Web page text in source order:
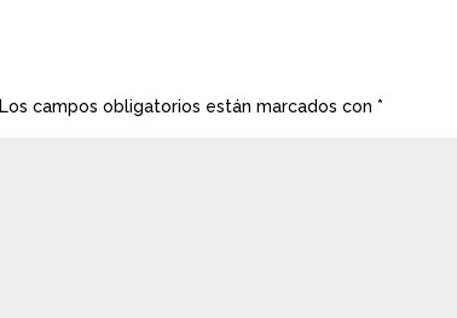
Los campos obligatorios están marcados con*